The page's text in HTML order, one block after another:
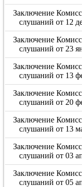
Заключение
слушаний от 12
Заключение
слушаний от 23
Заключение
слушаний от 13
Заключение
слушаний от 20
Заключение
слушаний от 13
Заключение
слушаний от 03
Заключение
слушаний от 05